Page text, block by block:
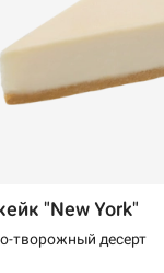
"New York"
творожный десерт